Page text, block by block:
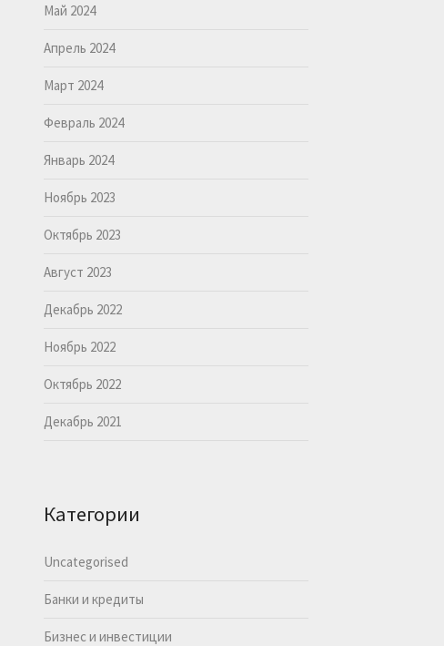
Май 2024
Апрель 2024
Март 2024
Февраль 2024
Январь 2024
Ноябрь 2023
Октябрь 2023
Август 2023
Декабрь 2022
Ноябрь 2022
Октябрь 2022
Декабрь 2021
Категории
Uncategorised
Банки и кредиты
Бизнес и инвестиции